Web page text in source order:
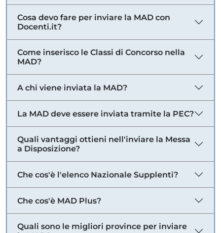
Cosa devo fare per inviare la MAD con
Docenti.it?
Come inserisco le Classi di Concorso nella
MAD?
A chi viene inviata la MAD?
La MAD deve essere inviata tramite la PEC?
Quali vantaggi ottieni nell'inviare la Messa
a Disposizione?
Che cos'è l'elenco Nazionale Supplenti?
Che cos'è MAD Plus?
Quali sono le migliori province per inviare